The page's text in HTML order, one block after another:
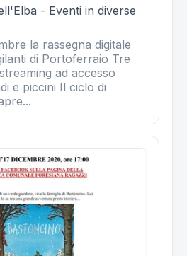
- Eventi in diverse
la rassegna digitale
di Portoferraio Tre
ad accesso
e piccini Il ciclo di